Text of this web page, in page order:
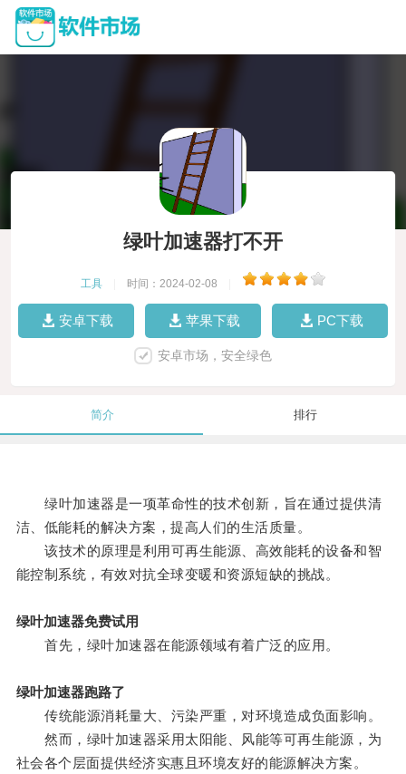
绿叶加速器打不开
工具 时间：2024-02-08
安卓下载 苹果下载 PC下载
安卓市场，安全绿色
简介 排行
绿叶加速器是一项革命性的技术创新，旨在通过提供清
洁、低能耗的解决方案，提高人们的生活质量。
该技术的原理是利用可再生能源、高效能耗的设备和智
能控制系统，有效对抗全球变暖和资源短缺的挑战。
绿叶加速器免费试用
首先，绿叶加速器在能源领域有着广泛的应用。
绿叶加速器跑路了
传统能源消耗量大、污染严重，对环境造成负面影响。
然而，绿叶加速器采用太阳能、风能等可再生能源，为
社会各个层面提供经济实惠且环境友好的能源解决方案。